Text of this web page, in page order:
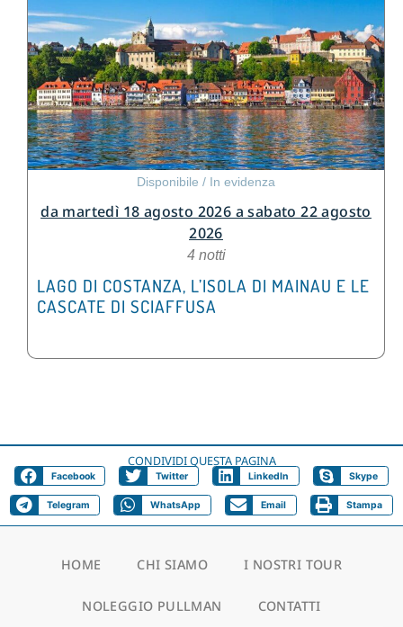
Disponibile / In evidenza
da martedì 18 agosto 2026 a sabato 22 agosto
2026
4 notti
LAGO DI COSTANZA, L’ISOLA DI MAINAU E LE
CASCATE DI SCIAFFUSA
CONDIVIDI QUESTA PAGINA
Facebook Twitter LinkedIn Skype
Telegram WhatsApp Email Stampa
HOME CHI SIAMO I NOSTRI TOUR
NOLEGGIO PULLMAN CONTATTI